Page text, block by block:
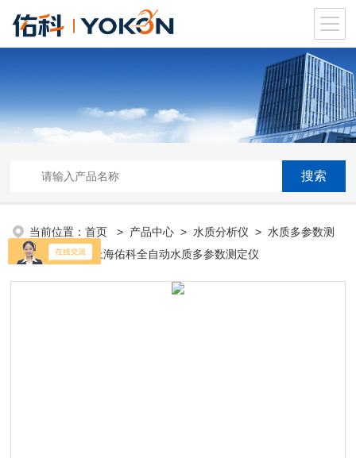
当前位置：首页 > 产品中心 >水质分析仪 >水质多参数测
定仪
> X-IB上海佑科全自动水质多参数测定仪